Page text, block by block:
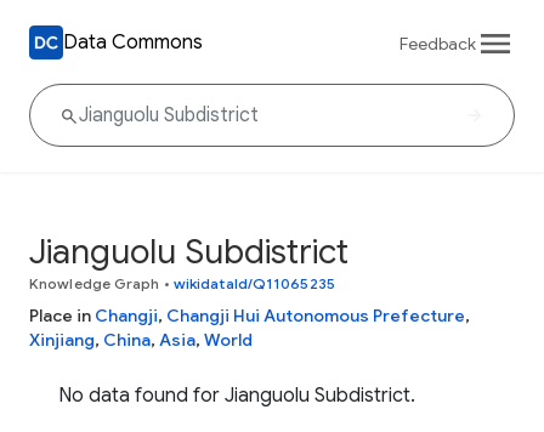
Data Commons Feedback
Jianguolu Subdistrict
Knowledge Graph • wikidataId/Q11065235
Place in Changji, Changji Hui Autonomous Prefecture,
Xinjiang, China, Asia, World
No data found for Jianguolu Subdistrict.